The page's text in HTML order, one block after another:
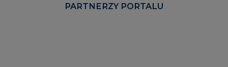
PARTNERZY PORTALU